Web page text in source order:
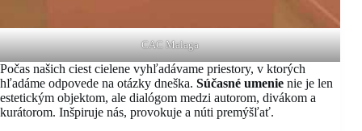
CAC Malaga
Počas našich ciest cielene vyhľadávame priestory, v ktorých
hľadáme odpovede na otázky dneška. Súčasné umenie nie je len
estetickým objektom, ale dialógom medzi autorom, divákom a
kurátorom. Inšpiruje nás, provokuje a núti premýšľať.